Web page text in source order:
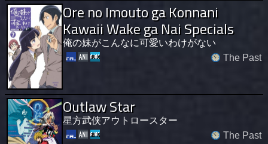
Ore no Imouto ga Konnani
Kawaii Wake ga Nai Specials
俺の妹がこんなに可愛いわけがない
The Past
Outlaw Star
星方武侠アウトロースター
The Past